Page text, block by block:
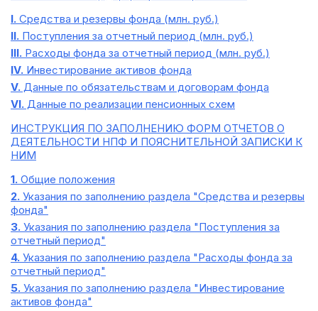
I. Средства и резервы фонда (млн. руб.)
II. Поступления за отчетный период (млн. руб.)
III. Расходы фонда за отчетный период (млн. руб.)
IV. Инвестирование активов фонда
V. Данные по обязательствам и договорам фонда
VI. Данные по реализации пенсионных схем
ИНСТРУКЦИЯ ПО ЗАПОЛНЕНИЮ ФОРМ ОТЧЕТОВ О
ДЕЯТЕЛЬНОСТИ НПФ И ПОЯСНИТЕЛЬНОЙ ЗАПИСКИ К
НИМ
1. Общие положения
2. Указания по заполнению раздела "Средства и резервы
фонда"
3. Указания по заполнению раздела "Поступления за
отчетный период"
4. Указания по заполнению раздела "Расходы фонда за
отчетный период"
5. Указания по заполнению раздела "Инвестирование
активов фонда"